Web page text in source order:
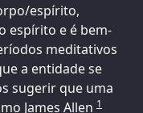
espírito,
espírito e é bem-
meditativos
a entidade se
sugerir que uma
James Allen 1